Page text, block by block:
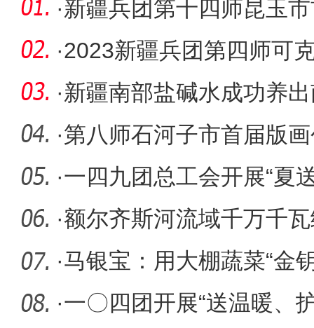
·新疆兵团第十四师昆玉
推介会
·2023新疆兵团第四师可
好省市
·新疆南部盐碱水成功养
销售
·第八师石河子市首届版
画的新局
·一四九团总工会开展“夏
·额尔齐斯河流域千万千
建设拉开
·马银宝：用大棚蔬菜“金
·一〇四团开展“送温暖、